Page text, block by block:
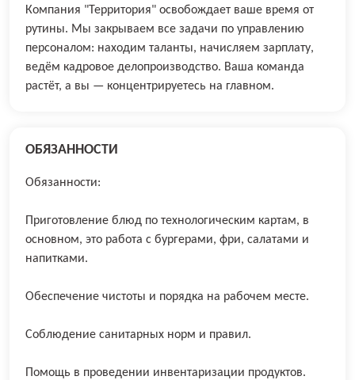
Компания "Территория" освобождает ваше время от
рутины. Мы закрываем все задачи по управлению
персоналом: находим таланты, начисляем зарплату,
ведём кадровое делопроизводство. Ваша команда
растёт, а вы — концентрируетесь на главном.
ОБЯЗАННОСТИ
Обязанности:
Приготовление блюд по технологическим картам, в
основном, это работа с бургерами, фри, салатами и
напитками.
Обеспечение чистоты и порядка на рабочем месте.
Соблюдение санитарных норм и правил.
Помощь в проведении инвентаризации продуктов.